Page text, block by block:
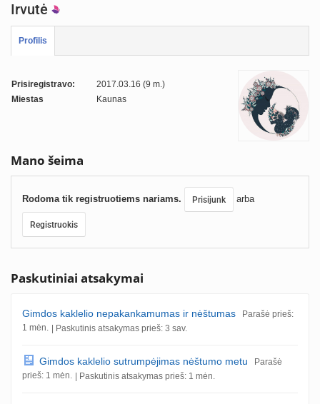
Irvutė
Profilis
Prisiregistravo:
2017.03.16 (9 m.)
Miestas
Kaunas
Mano šeima
Rodoma tik registruotiems nariams. Prisijunk arba
Registruokis
Paskutiniai atsakymai
Gimdos kaklelio nepakankamumas ir nėštumas Parašė prieš:
1 mėn. | Paskutinis atsakymas prieš: 3 sav.
Gimdos kaklelio sutrumpėjimas nėštumo metu Parašė
prieš: 1 mėn. | Paskutinis atsakymas prieš: 1 mėn.